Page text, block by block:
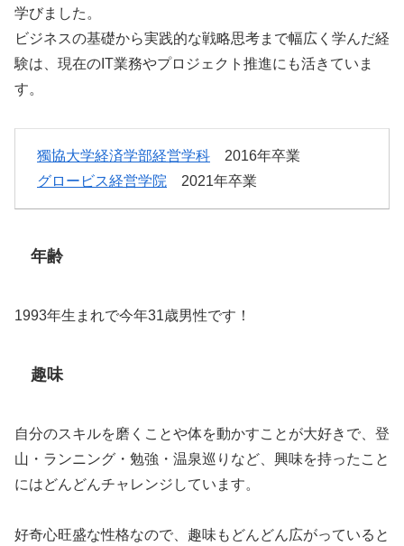
学びました。
ビジネスの基礎から実践的な戦略思考まで幅広く学んだ経
験は、現在のIT業務やプロジェクト推進にも活きていま
す。
獨協大学経済学部経営学科 2016年卒業
グロービス経営学院 2021年卒業
年齢
1993年生まれで今年31歳男性です！
趣味
自分のスキルを磨くことや体を動かすことが大好きで、登
山・ランニング・勉強・温泉巡りなど、興味を持ったこと
にはどんどんチャレンジしています。
好奇心旺盛な性格なので、趣味もどんどん広がっていると